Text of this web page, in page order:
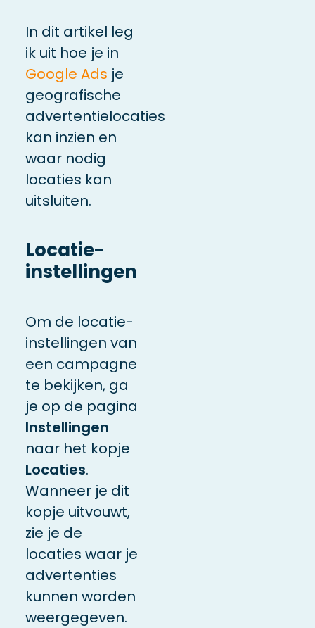
In dit artikel leg
ik uit hoe je in
Google Ads je
geografische
advertentielocaties
kan inzien en
waar nodig
locaties kan
uitsluiten.
Locatie-
instellingen
Om de locatie-
instellingen van
een campagne
te bekijken, ga
je op de pagina
Instellingen
naar het kopje
Locaties.
Wanneer je dit
kopje uitvouwt,
zie je de
locaties waar je
advertenties
kunnen worden
weergegeven.